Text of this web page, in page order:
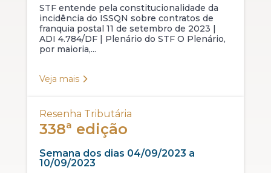
STF entende pela constitucionalidade da
incidência do ISSQN sobre contratos de
franquia postal 11 de setembro de 2023 |
ADI 4.784/DF | Plenário do STF O Plenário,
por maioria,...
Veja mais
Resenha Tributária
338ª edição
Semana dos dias 04/09/2023 a
10/09/2023